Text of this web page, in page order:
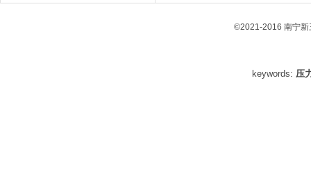
©2021-2016 南宁新
keywords:压